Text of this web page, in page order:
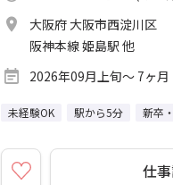
大阪府 大阪市西淀川区
阪神本線 姫島駅 他
2026年09月上旬～ 7ヶ月
未経験OK 駅から5分 新卒
仕